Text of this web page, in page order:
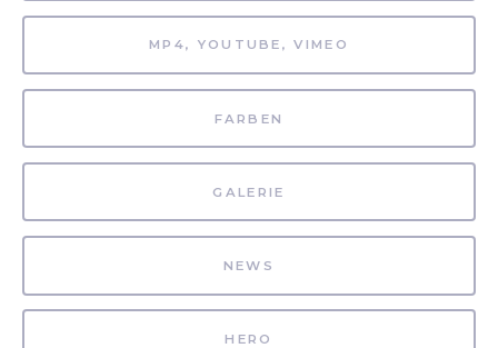
MP4, YOUTUBE, VIMEO
FARBEN
GALERIE
NEWS
HERO